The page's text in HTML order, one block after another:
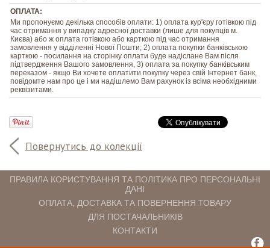
Повернутись до колекції
ОПЛАТА:
Ми пропонуємо декілька способів оплати: 1) оплата кур'єру готівкою під
час отримання у випадку адресної доставки (лише для покупців м.
Києва) або ж оплата готівкою або карткою під час отримання
замовлення у відділенні Нової Пошти; 2) оплата покупки банківською
карткою - посилання на сторінку оплати буде надіслане Вам після
підтвердження Вашого замовлення, 3) оплата за покупку банківським
переказом - якщо Ви хочете оплатити покупку через свій Інтернет банк,
повідомте нам про це і ми надішлемо Вам рахунок із всіма необхідними
реквізитами.
ПРАВИЛА КОРИСТУВАННЯ ТА ПОЛІТИКА ПРО ПЕРСОНАЛЬНІ
ДАНІ
ОПЛАТА, ДОСТАВКА ТА ПОВЕРНЕННЯ ТОВАРУ
ДЛЯ ПОСТАЧАЛЬНИКІВ
КОНТАКТИ